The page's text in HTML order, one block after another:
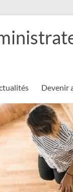
Devenir